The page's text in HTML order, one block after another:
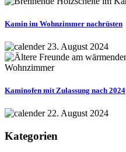
Kamin im Wohnzimmer nachrüsten
23. August 2024
Kaminofen mit Zulassung nach 2024
22. August 2024
Kategorien